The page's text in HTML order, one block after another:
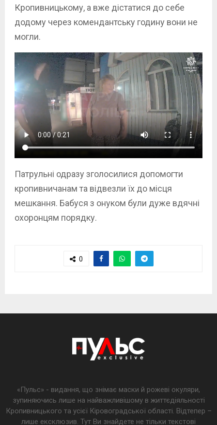
Кропивницькому, а вже дістатися до себе
додому через комендантську годину вони не
могли.
Патрульні одразу зголосилися допомогти
кропивничанам та відвезли їх до місця
мешкання. Бабуся з онуком були дуже вдячні
охоронцям порядку.
0
«Пульс» - видання, що знімає маски й рожеві окуляри,
зупиняючись лише на найважливішому в життєдіяльності
Кропивницького та усієї Кіровоградської області. Відтепер –
лише ексклюзив. Тут Ви знайдете не тільки текстові